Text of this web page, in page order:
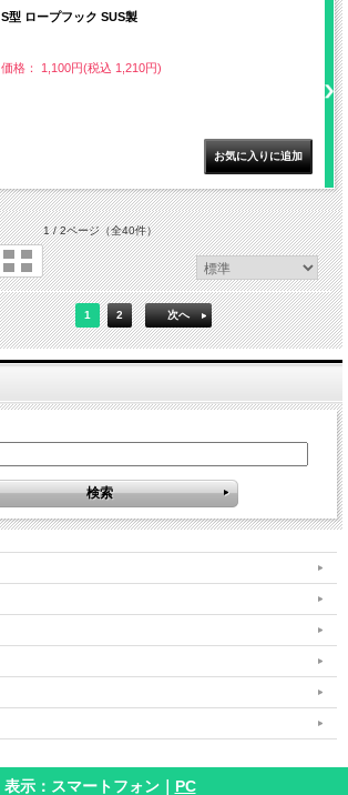
S型 ロープフック SUS製
価格： 1,100円(税込 1,210円)
1 / 2ページ（全40件）
1 2 次へ
表示：スマートフォン｜ PC